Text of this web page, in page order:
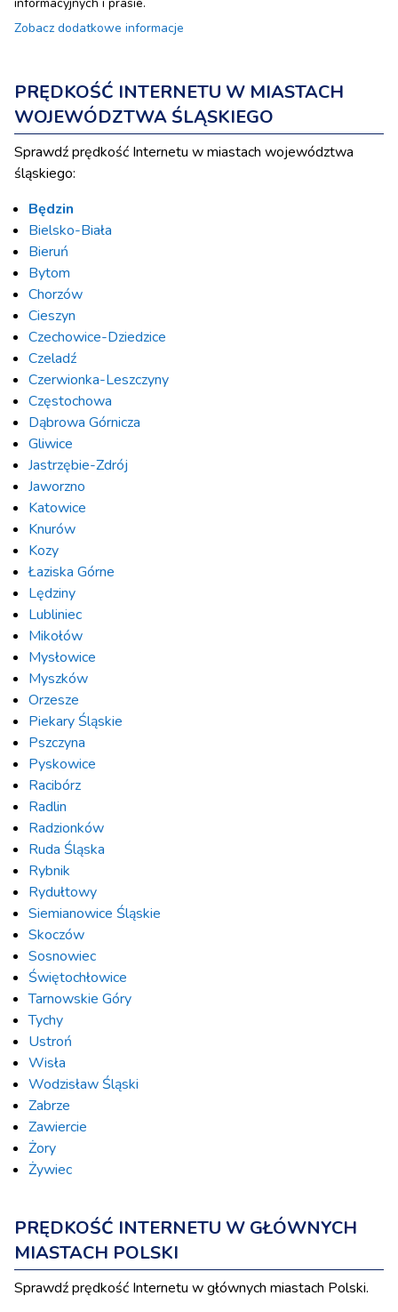
Zobacz dodatkowe informacje
PRĘDKOŚĆ INTERNETU W MIASTACH
WOJEWÓDZTWA ŚLĄSKIEGO
Sprawdź prędkość Internetu w miastach województwa
śląskiego:
Będzin
Bielsko-Biała
Bieruń
Bytom
Chorzów
Cieszyn
Czechowice-Dziedzice
Czeladź
Czerwionka-Leszczyny
Częstochowa
Dąbrowa Górnicza
Gliwice
Jastrzębie-Zdrój
Jaworzno
Katowice
Knurów
Kozy
Łaziska Górne
Lędziny
Lubliniec
Mikołów
Mysłowice
Myszków
Orzesze
Piekary Śląskie
Pszczyna
Pyskowice
Racibórz
Radlin
Radzionków
Ruda Śląska
Rybnik
Rydułtowy
Siemianowice Śląskie
Skoczów
Sosnowiec
Świętochłowice
Tarnowskie Góry
Tychy
Ustroń
Wisła
Wodzisław Śląski
Zabrze
Zawiercie
Żory
Żywiec
PRĘDKOŚĆ INTERNETU W GŁÓWNYCH
MIASTACH POLSKI
Sprawdź prędkość Internetu w głównych miastach Polski.